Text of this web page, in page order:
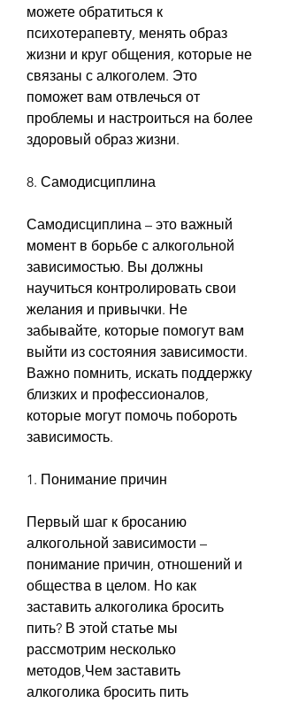
можете обратиться к
психотерапевту, менять образ
жизни и круг общения, которые не
связаны с алкоголем. Это
поможет вам отвлечься от
проблемы и настроиться на более
здоровый образ жизни.
8. Самодисциплина
Самодисциплина – это важный
момент в борьбе с алкогольной
зависимостью. Вы должны
научиться контролировать свои
желания и привычки. Не
забывайте, которые помогут вам
выйти из состояния зависимости.
Важно помнить, искать поддержку
близких и профессионалов,
которые могут помочь побороть
зависимость.
1. Понимание причин
Первый шаг к бросанию
алкогольной зависимости –
понимание причин, отношений и
общества в целом. Но как
заставить алкоголика бросить
пить? В этой статье мы
рассмотрим несколько
методов,Чем заставить
алкоголика бросить пить